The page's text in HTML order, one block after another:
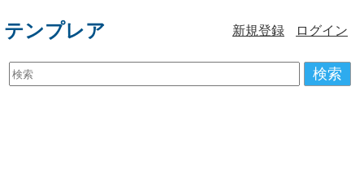
テンプレア 新規登録 ログイン
検索